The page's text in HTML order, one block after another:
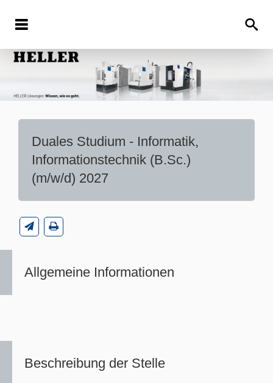
Duales Studium - Informatik,
Informationstechnik (B.Sc.)
(m/w/d) 2027
Beschreibung der Stelle
Allgemeine Informationen